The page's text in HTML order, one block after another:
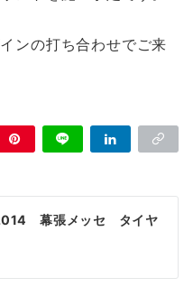
ンの打ち合わせでご来
幕張メッセ タイヤ